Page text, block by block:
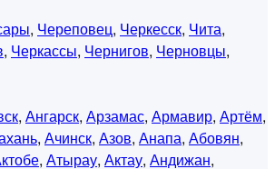
, Череповец, Черкесск, Чита,
, Черкассы, Чернигов, Черновцы,
, Ангарск, Арзамас, Армавир, Артём,
, Ачинск, Азов, Анапа, Абовян,
, Атырау, Актау, Андижан,